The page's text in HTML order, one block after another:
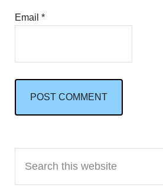
Email*
Primary
Sidebar
this
website